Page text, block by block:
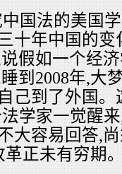
国法的美国
十年中国的
假如一个经
到2008年,大
己到了外国
学家一觉醒
大容易回答,
革正未有穷期